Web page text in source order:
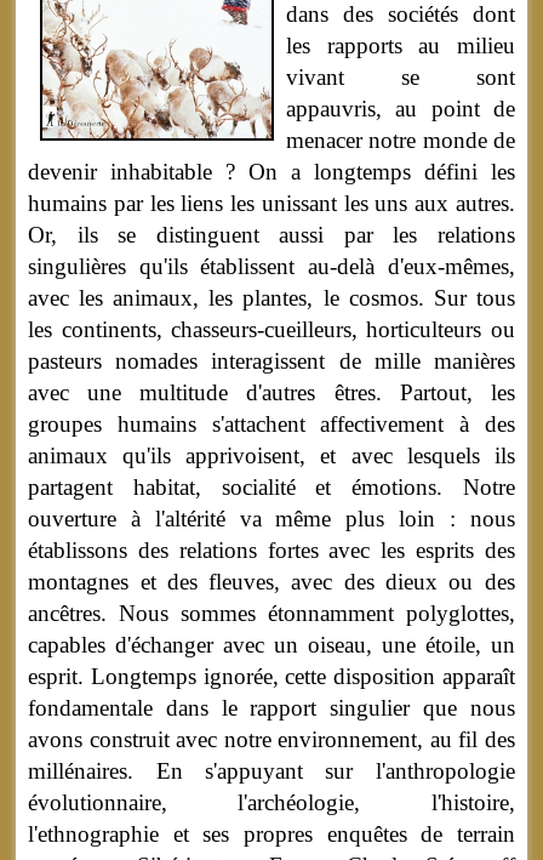
dans des sociétés dont
les rapports au milieu
vivant se sont
appauvris, au point de
menacer notre monde de
devenir inhabitable ? On a longtemps défini les
humains par les liens les unissant les uns aux autres.
Or, ils se distinguent aussi par les relations
singulières qu'ils établissent au-delà d'eux-mêmes,
avec les animaux, les plantes, le cosmos. Sur tous
les continents, chasseurs-cueilleurs, horticulteurs ou
pasteurs nomades interagissent de mille manières
avec une multitude d'autres êtres. Partout, les
groupes humains s'attachent affectivement à des
animaux qu'ils apprivoisent, et avec lesquels ils
partagent habitat, socialité et émotions. Notre
ouverture à l'altérité va même plus loin : nous
établissons des relations fortes avec les esprits des
montagnes et des fleuves, avec des dieux ou des
ancêtres. Nous sommes étonnamment polyglottes,
capables d'échanger avec un oiseau, une étoile, un
esprit. Longtemps ignorée, cette disposition apparaît
fondamentale dans le rapport singulier que nous
avons construit avec notre environnement, au fil des
millénaires. En s'appuyant sur l'anthropologie
évolutionnaire, l'archéologie, l'histoire,
l'ethnographie et ses propres enquêtes de terrain